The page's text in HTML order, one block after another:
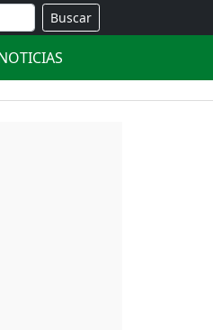
Buscar